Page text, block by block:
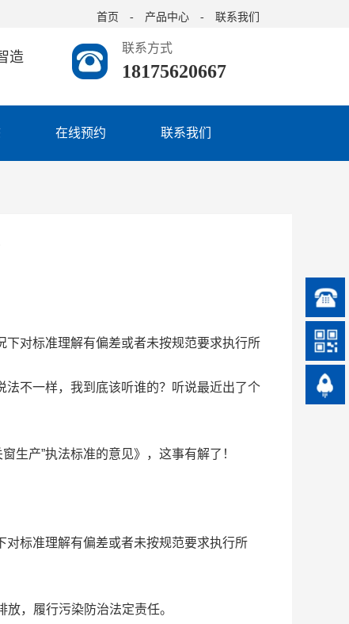
在线预约 联系我们
首页 - 产品中心 - 联系我们
造
联系方式
18175620667
下对标准理解有偏差或者未按规范要求执行所
不一样，我到底该听谁的？听说最近出了个
产”执法标准的意见》，这事有解了！
标准理解有偏差或者未按规范要求执行所
，履行污染防治法定责任。